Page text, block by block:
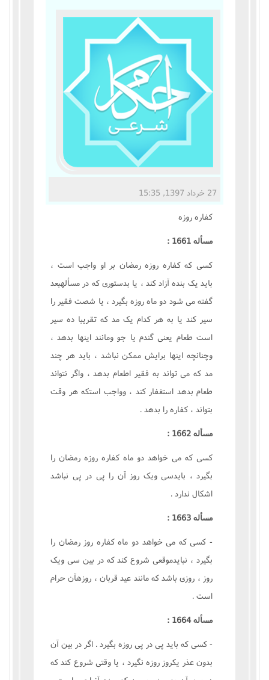
زندگی نامه مراجع تقلید
27 خرداد 1397, 15:35
کفاره روزه
مسأله 1661 :
کسى که کفاره روزه رمضان بر او واجب است ،
بايد يک بنده آزاد کند ، يا بدستورى که در مسألهبعد
گفته مى شود دو ماه روزه بگيرد ، يا شصت فقير را
سير کند يا به هر کدام يک مد که تقريبا ده سير
است طعام يعنى گندم يا جو ومانند اينها بدهد ،
وچنانچه اينها برايش ممکن نباشد ، بايد هر چند
مد که مى تواند به فقير اطعام بدهد ، واگر نتواند
طعام بدهد استغفار کند ، وواجب استکه هر وقت
بتواند ، کفاره را بدهد .
مسأله 1662 :
کسى که مى خواهد دو ماه کفاره روزه رمضان را
بگيرد ، بايدسى ويک روز آن را پى در پى نباشد
اشکال ندارد .
مسأله 1663 :
- کسى که مى خواهد دو ماه کفاره روز رمضان را
بگيرد ، نبايدموقعى شروع کند که در بين سى ويک
روز ، روزى باشد که مانند عيد قربان ، روزهآن حرام
است .
مسأله 1664 :
- کسى که بايد پى در پى روزه بگيرد . اگر در بين آن
بدون عذر يکروز روزه نگيرد ، يا وقتى شروع کند که